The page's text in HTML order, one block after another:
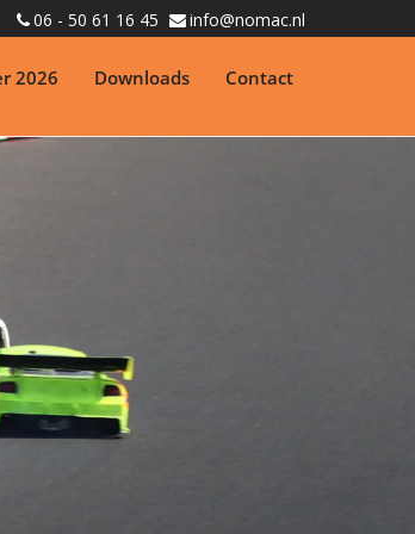
06 - 50 61 16 45 info@nomac.nl
2026 Downloads Contact